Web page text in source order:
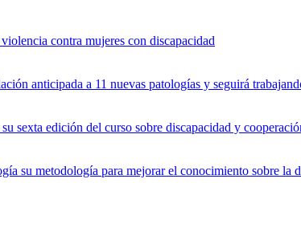
contra mujeres con discapacidad
anticipada a 11 nuevas patologías y seguirá
sexta edición del curso sobre discapacidad y
su metodología para mejorar el conocimiento sobre la